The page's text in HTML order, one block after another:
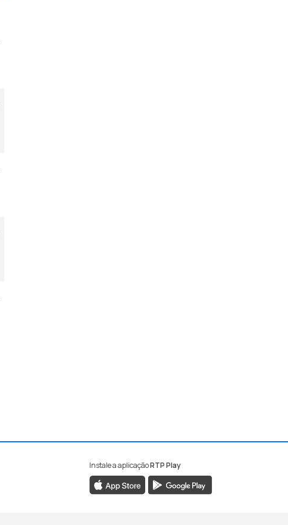
Instale a aplicaçãoRTP Play